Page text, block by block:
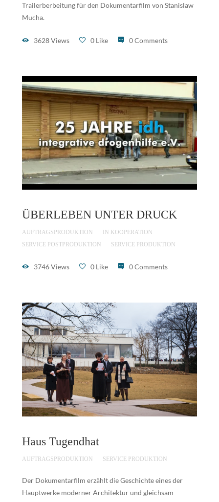
Trailerberbeitung für den Dokumentarfilm von Stanislaw
Mucha.
3628 Views 0 Like 0 Comments
ÜBERLEBEN UNTER DRUCK
AUFTRAGSPRODUKTION
IN KOOPERATION
SERVICE POSTPRODUKTION
SERVICE PRODUKTION
3746 Views 0 Like 0 Comments
Haus Tugendhat
AUFTRAGSPRODUKTION SERVICE PRODUKTION
Der Dokumentarfilm erzählt die Geschichte eines der
Hauptwerke moderner Architektur und gleichsam